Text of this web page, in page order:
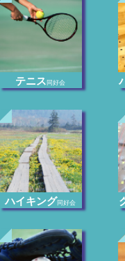
テニス 同好会
ハイキング 同好会